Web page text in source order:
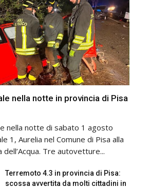
nella notte in provincia di Pisa
nella notte di sabato 1 agosto
1, Aurelia nel Comune di Pisa alla
dell’Acqua. Tre autovetture...
Terremoto 4.3 in provincia di Pisa:
scossa avvertita da molti cittadini in